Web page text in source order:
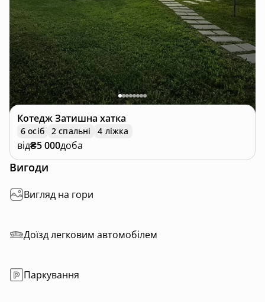
КотеджЗатишна хатка
6 осіб 2 спальні 4 ліжка
від₴5 000доба
Вигоди
Вигляд на гори
Доїзд легковим автомобілем
Паркування